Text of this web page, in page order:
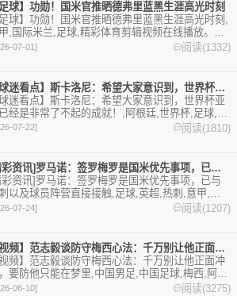
球】功勋！国米官推晒德弗里蓝黑生涯高光时刻
球】功勋！国米官推晒德弗里蓝黑生涯高光时刻,
,国际米兰,足球,精彩体育剪辑视频在线播放。本
供最全的篮球视频足球视频,集锦,录像。
07-01] 阅读(1332)
【球迷看点】斯卡洛尼：希望大家意识到，世界杯亚军已经是非常了
迷看点】斯卡洛尼：希望大家意识到，世界杯亚
经是非常了不起的成就！,阿根廷,世界杯,足球,精
育剪辑视频在线播放。本站提供最全的篮球视频
视频,集锦,录像。
07-22] 阅读(1810)
[精彩资讯]罗马诺：签罗梅罗是国米优先事项，已与热刺以及球员
彩资讯]罗马诺：签罗梅罗是国米优先事项，已与
以及球员阵营直接接触,足球,英超,热刺,意甲,国
兰。欢迎收藏本站，24小时为你更新最新的足
07-24] 阅读(1207)
【视频】范志毅谈防守梅西心法：千万别让他正面冲你，要防他只能
视频】范志毅谈防守梅西心法：千万别让他正面冲
要防他只能在梦里,中国男足,中国足球,梅西,阿根
足球,精彩体育剪辑视频在线播放。本站提供最全
06-10] 阅读(3275)